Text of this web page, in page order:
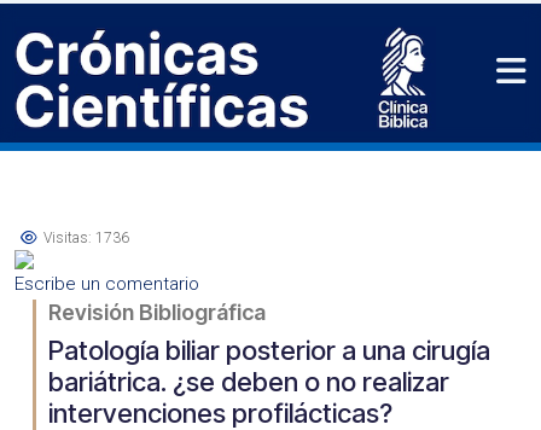
Visitas: 1736
Escribe un comentario
Revisión Bibliográfica
Patología biliar posterior a una cirugía
bariátrica. ¿se deben o no realizar
intervenciones profilácticas?